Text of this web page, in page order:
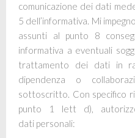
comunicazione dei dati
5 dell’informativa. Mi
assunti al punto 8
informativa a eventuali
trattamento dei dati in
dipendenza o
sottoscritto. Con specifico
punto 1 lett d),
dati personali: